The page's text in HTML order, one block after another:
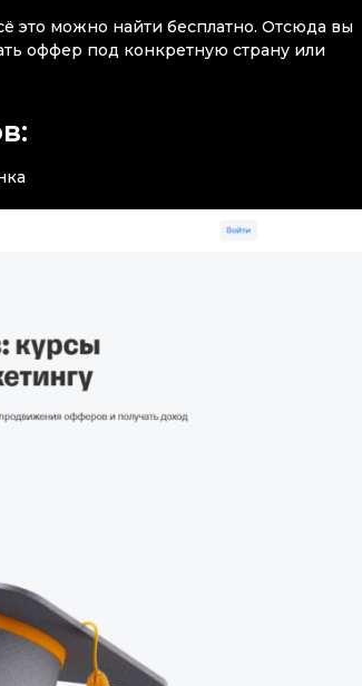
это можно найти бесплатно. Отсюда вы
оффер под конкретную страну или